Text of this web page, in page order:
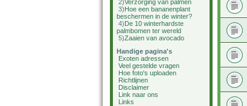
2)Verzorging van palmen
3)Hoe een bananenplant
beschermen in de winter?
4)De 10 winterhardste
palmbomen ter wereld
5)Zaaien van avocado
Handige pagina's
Exoten adressen
Veel gestelde vragen
Hoe foto's uploaden
Richtlijnen
Disclaimer
Link naar ons
Links